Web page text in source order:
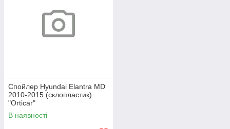
Спойлер Hyundai Elantra MD
2010-2015 (склопластик)
"Orticar"
В наявності